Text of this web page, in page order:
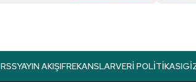
RSSYAYIN AKIŞIFREKANSLARVERI POLITIKASI